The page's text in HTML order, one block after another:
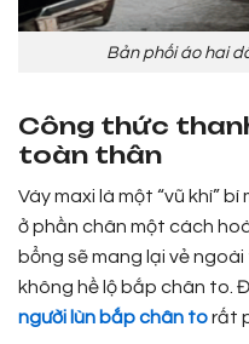
Bản phối áo hai
Công thức
toàn thân
Váy maxi là một “vũ khí”
ở phần chân một cách
bổng sẽ mang lại vẻ
không hề lộ bắp chân to.
người lùn bắp chân torất